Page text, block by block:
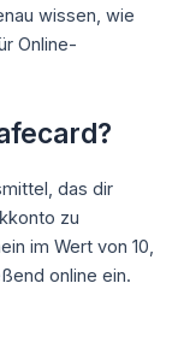
wissen, wie
Online-
das dir
zu
im Wert von 10,
online ein.